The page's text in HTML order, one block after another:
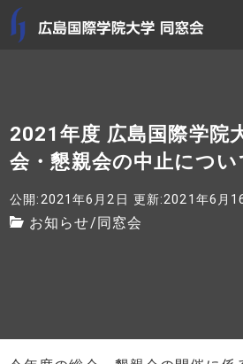
2021年度 広島国際学院
会・懇親会の中止につい
公開:2021年6月2日 更新:2021年6月
お知らせ/同窓会